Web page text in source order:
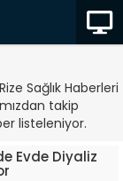
Sağlık Haberleri
takip
listeleniyor.
Evde Diyaliz